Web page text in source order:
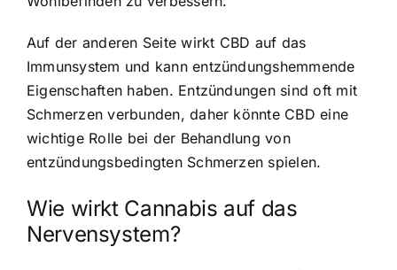
Auf der anderen Seite wirkt CBD auf das
Immunsystem und kann entzündungshemmende
Eigenschaften haben. Entzündungen sind oft mit
Schmerzen verbunden, daher könnte CBD eine
wichtige Rolle bei der Behandlung von
entzündungsbedingten Schmerzen spielen.
Wie wirkt Cannabis auf das
Nervensystem?